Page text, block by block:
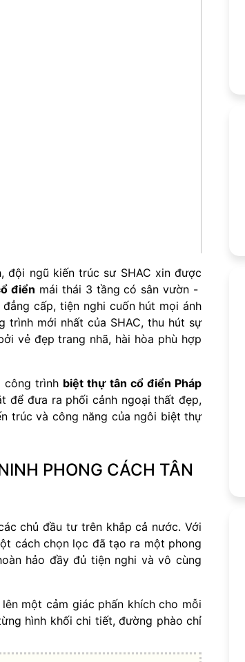
đội ngũ kiến trúc sư SHAC xin được
điển mái thái 3 tầng có sân vườn -
cấp, tiện nghi cuốn hút mọi ánh
trình mới nhất của SHAC, thu hút sự
vẻ đẹp trang nhã, hài hòa phù hợp
công trình biệt thự tân cổ điển Pháp
để đưa ra phối cảnh ngoại thất đẹp,
trúc và công năng của ngôi biệt thự
PHONG CÁCH TÂN
chủ đầu tư trên khắp cả nước. Với
cách chọn lọc đã tạo ra một phong
hảo đầy đủ tiện nghi và vô cùng
một cảm giác phấn khích cho mỗi
hình khối chi tiết, đường phào chỉ